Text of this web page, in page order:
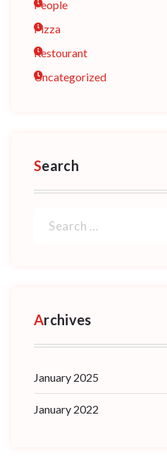
People
Pizza
Restourant
Uncategorized
Search
for:
Archives
January 2025
January 2022